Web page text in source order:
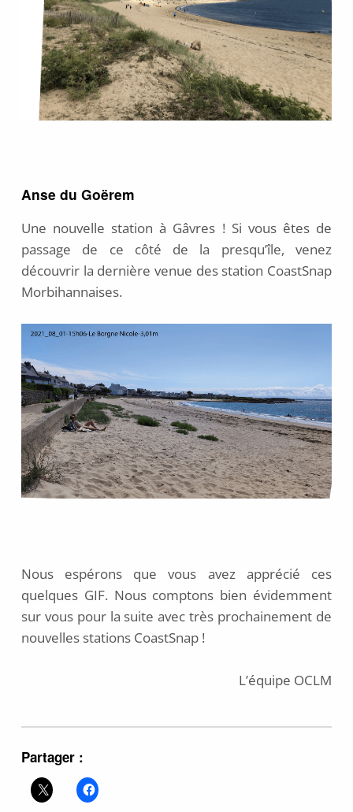
Anse du Goërem
Une nouvelle station à Gâvres ! Si vous êtes de
passage de ce côté de la presqu’île, venez
découvrir la dernière venue des station CoastSnap
Morbihannaises.
Nous espérons que vous avez apprécié ces
quelques GIF. Nous comptons bien évidemment
sur vous pour la suite avec très prochainement de
nouvelles stations CoastSnap !
L’équipe OCLM
Partager :